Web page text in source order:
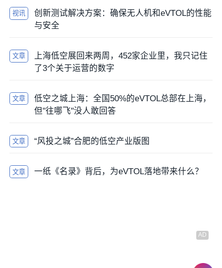
适航进展：已完成转换飞行演示，是行业技术成熟度最
高的重型平台之一。
应用场景：城际商务出行、重型支线物流运输、大型应
急救援。
独特性：天际龙的“双重供给”策略使其在行业竞争中占
据独特生态位——纯电版为短途运营提供低成本和低噪
音选择，混动版则冲击千公里以上城际运输市场。5吨
空出行在经济学上更具可行性。
3. 武汉迅起科技：V1000——国内首款获TC受理的大
获得中国民航局型号合格证正式受理的大型混动
视讯
创新测试解决方案：确保无人机和eVTOL的性能
与安全
文章
上海低空展回来两周，452家企业里，我只记住
了3个关于运营的数字
文章
低空之城上海：全国50%的eVTOL总部在上海，
但"往哪飞"没人敢回答
文章 “风投之城”合肥的低空产业版图
文章 一纸《名录》背后，为eVTOL落地带来什么？